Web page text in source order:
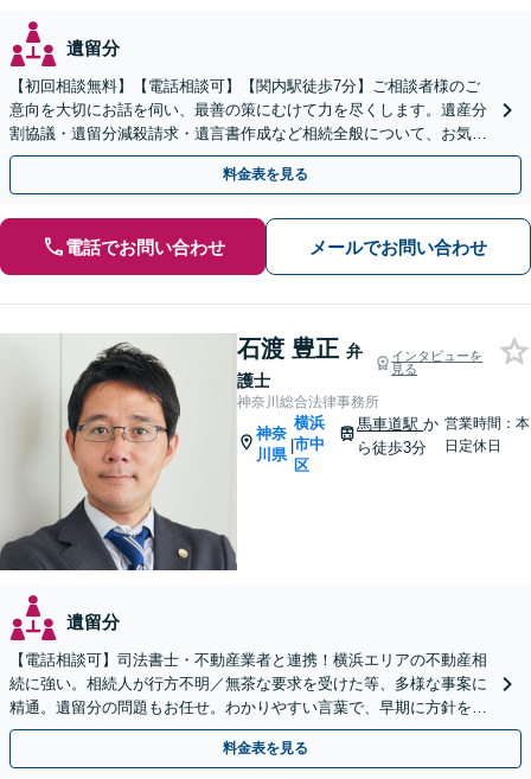
遺留分
【初回相談無料】【電話相談可】【関内駅徒歩7分】ご相談者様のご
意向を大切にお話を伺い、最善の策にむけて力を尽くします。遺産分
割協議・遺留分減殺請求・遺言書作成など相続全般について、お気軽
にご相談ください。
料金表を見る
電話でお問い合わせ メールでお問い合わせ
石渡 豊正 弁
護士
インタビューを
見る
神奈川総合法律事務所
神奈
川県
|
横浜
市中
区
馬車道駅か
ら徒歩3分
営業時間：本
日定休日
遺留分
【電話相談可】司法書士・不動産業者と連携！横浜エリアの不動産相
続に強い。相続人が行方不明／無茶な要求を受けた等、多様な事案に
精通。遺留分の問題もお任せ。わかりやすい言葉で、早期に方針をお
伝えします【馬車道駅2分】【完全個室】
料金表を見る